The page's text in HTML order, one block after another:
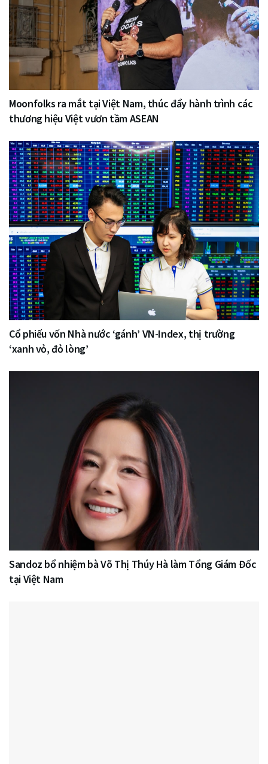
Moonfolks ra mắt tại Việt Nam, thúc đẩy hành trình các
thương hiệu Việt vươn tầm ASEAN
Cổ phiếu vốn Nhà nước ‘gánh’ VN-Index, thị trường
‘xanh vỏ, đỏ lòng’
Sandoz bổ nhiệm bà Võ Thị Thúy Hà làm Tổng Giám Đốc
tại Việt Nam